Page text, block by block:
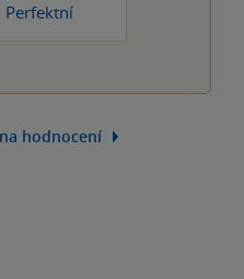
Perfektní
hodnocení